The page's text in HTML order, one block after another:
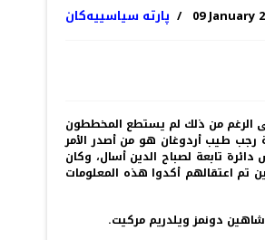
پارتە سیاسییەکان 09 January
الرغم من ذلك لم يستطع المخططون
رجب طيب أردوغان هو من أصدر الأمر
تابعة لصباح الدين أسال، وكان
تم اعتقالهم أكدوا هذه المعلومات